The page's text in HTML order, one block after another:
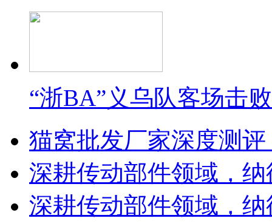
“浙BA”义乌队客场击
猫窝批发厂家深度测
深耕传动部件领域，
深耕传动部件领域，